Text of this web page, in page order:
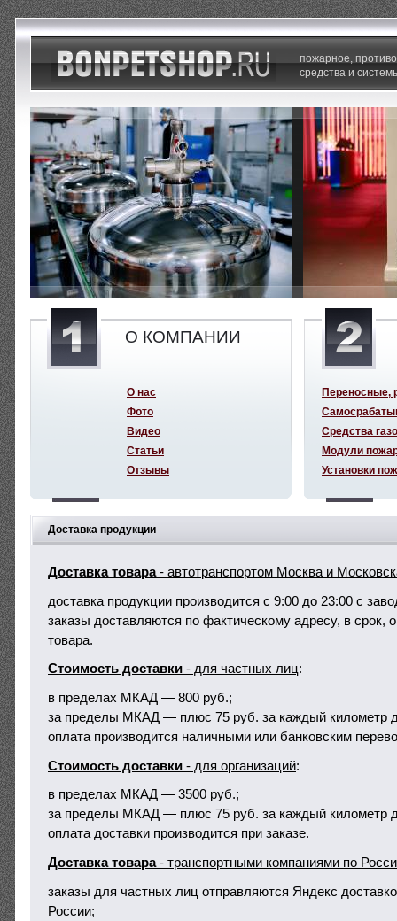
Доставка продукции
Доставка товара- автотранспортом Москва и
доставка продукции производится с 9:00 до 23:00 с
заказы доставляются по фактическому адресу, в срок,
товара.
Стоимость доставки - для частных лиц:
в пределах МКАД — 800 руб.;
за пределы МКАД — плюс 75 руб. за каждый километр
оплата производится наличными или банковским
Стоимость доставки - для организаций:
в пределах МКАД — 3500 руб.;
за пределы МКАД — плюс 75 руб. за каждый километр
оплата доставки производится при заказе.
Доставка товара- транспортными компаниями по
заказы для частных лиц отправляются Яндекс
России;
пожарное,
средства и
О КОМПАНИИ
О нас
Фото
Видео
Статьи
Отзывы
Переносные,
Средства
Модули
Установки